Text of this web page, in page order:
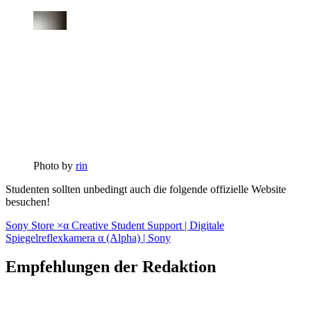
Photo by rin
Studenten sollten unbedingt auch die folgende offizielle Website
besuchen!
Sony Store ×α Creative Student Support | Digitale
Spiegelreflexkamera α (Alpha) | Sony
Empfehlungen der Redaktion